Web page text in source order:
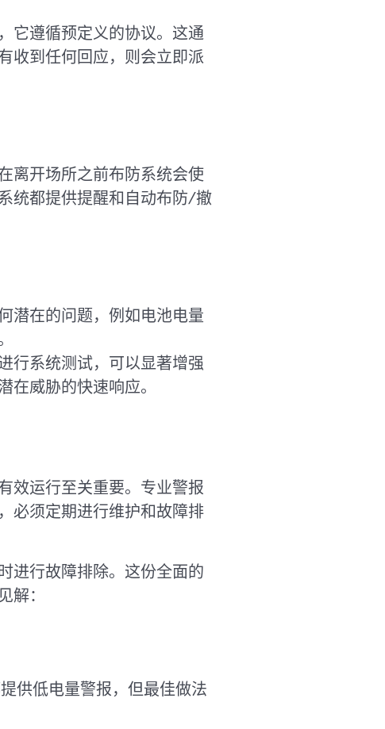
它遵循预定义的协议。这通
收到任何回应，则会立即派
离开场所之前布防系统会使
统都提供提醒和自动布防/撤
潜在的问题，例如电池电量
行系统测试，可以显著增强
威胁的快速响应。
效运行至关重要。专业警报
必须定期进行维护和故障排
进行故障排除。这份全面的
解：
供低电量警报，但最佳做法